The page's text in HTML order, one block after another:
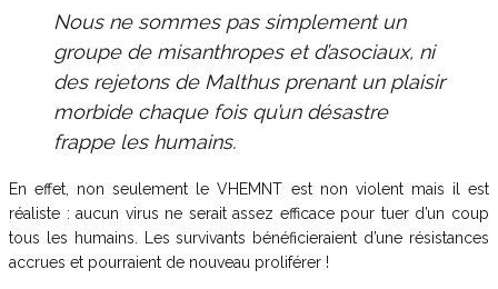
Nous ne sommes pas simplement un
groupe de misanthropes et d’asociaux, ni
des rejetons de Malthus prenant un plaisir
morbide chaque fois qu’un désastre
frappe les humains.
En effet, non seulement le VHEMNT est non violent mais il est
réaliste : aucun virus ne serait assez efficace pour tuer d’un coup
tous les humains. Les survivants bénéficieraient d’une résistances
accrues et pourraient de nouveau proliférer !